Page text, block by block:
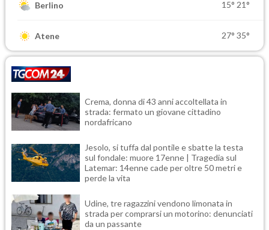
Berlino 15° 21°
Atene 27° 35°
Crema, donna di 43 anni accoltellata in
strada: fermato un giovane cittadino
nordafricano
Jesolo, si tuffa dal pontile e sbatte la testa
sul fondale: muore 17enne | Tragedia sul
Latemar: 14enne cade per oltre 50 metri e
perde la vita
Udine, tre ragazzini vendono limonata in
strada per comprarsi un motorino: denunciati
da un passante